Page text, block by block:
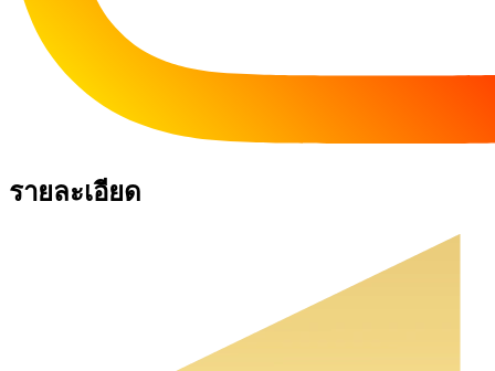
รายละเอียด